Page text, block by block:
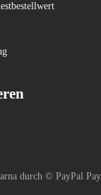
durch © PayPal